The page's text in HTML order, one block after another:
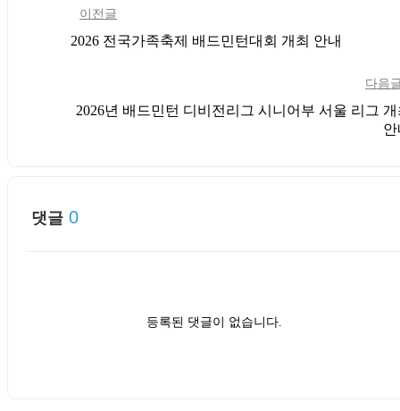
이전글
2026 전국가족축제 배드민턴대회 개최 안내
다음
2026년 배드민턴 디비전리그 시니어부 서울 리그
댓글 0
등록된 댓글이 없습니다.